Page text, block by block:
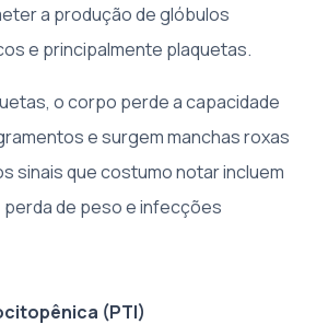
a produção de glóbulos
e principalmente plaquetas.
o corpo perde a capacidade
e surgem manchas roxas
sinais que costumo notar incluem
de peso e infecções
(PTI)